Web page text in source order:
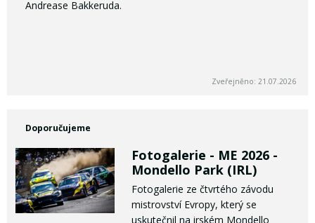
Andrease Bakkeruda.
Zveřejněno: 21.07.2026
Fotogalerie - ME 2026 -
Mondello Park (IRL)
Fotogalerie ze čtvrtého závodu
mistrovství Evropy, který se
uskutečnil na irském Mondello
Doporučujeme